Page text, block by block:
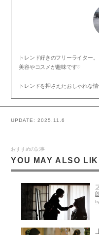
トレンド好きのフリーライター。
美容やコスメが趣味です♡
トレンドを押さえたおしゃれな
UPDATE:2025.11.6
おすすめの記事
YOU MAY ALSO